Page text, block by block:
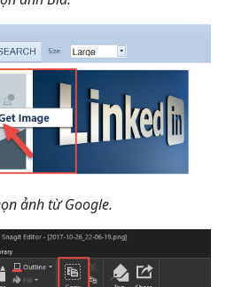
ảnh từ Google.